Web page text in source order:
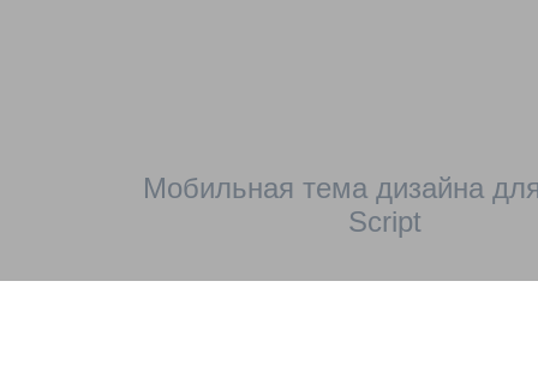
Мобильная тема дизайна
Script